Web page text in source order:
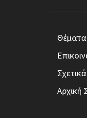
Θέματα
Αρχική